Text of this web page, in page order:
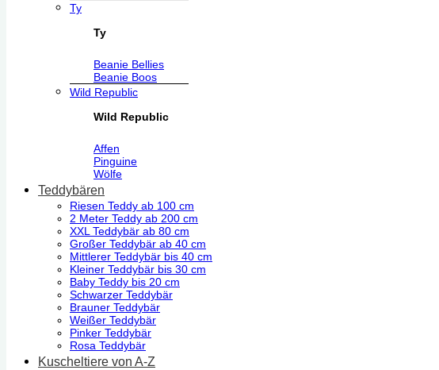
Ty
Ty
Beanie Bellies
Beanie Boos
Wild Republic
Wild Republic
Affen
Pinguine
Wölfe
Teddybären
Riesen Teddy ab 100 cm
2 Meter Teddy ab 200 cm
XXL Teddybär ab 80 cm
Großer Teddybär ab 40 cm
Mittlerer Teddybär bis 40 cm
Kleiner Teddybär bis 30 cm
Baby Teddy bis 20 cm
Schwarzer Teddybär
Brauner Teddybär
Weißer Teddybär
Pinker Teddybär
Rosa Teddybär
Kuscheltiere von A-Z